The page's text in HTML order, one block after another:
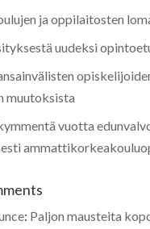
ja oppilaitosten
uudeksi
muutoksista
vuotta
: Paljon mausteita